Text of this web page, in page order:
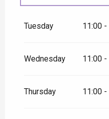
Tuesday 11:00 -
Wednesday 11:00 -
Thursday 11:00 -